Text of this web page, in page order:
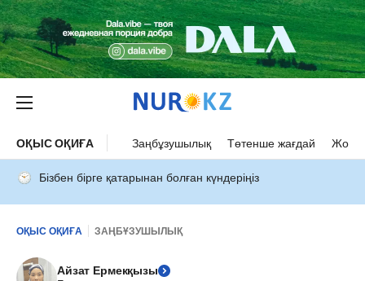
ОҚЫС ОҚИҒА Заңбұзушылық Төтенше жағдай Жол
Бізбен бірге қатарынан болған күндеріңіз
ОҚЫС ОҚИҒА ЗАҢБҰЗУШЫЛЫҚ
Айзат Ермекқызы